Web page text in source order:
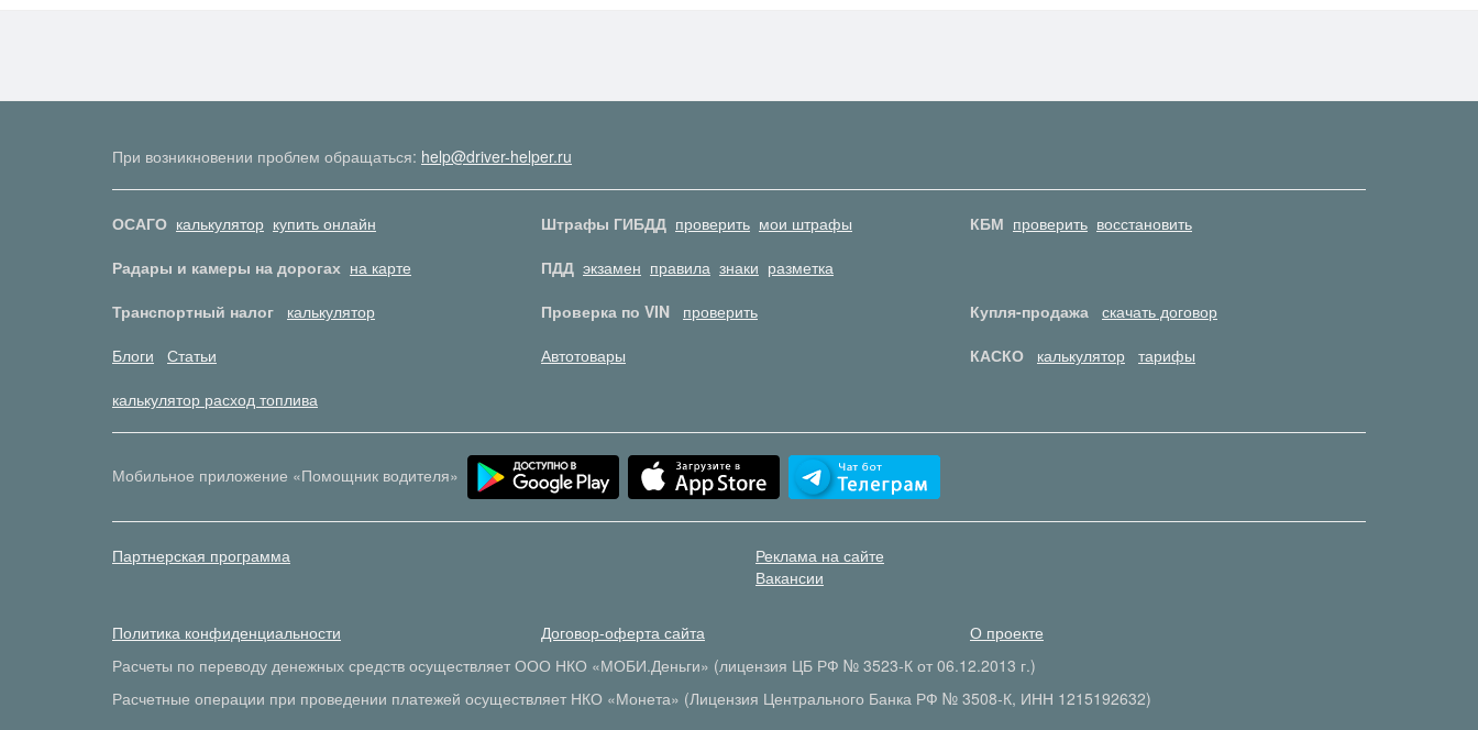
При возникновении проблем обращаться: help@driver-helper.ru
ОСАГО калькулятор купить онлайн Штрафы ГИБДД проверить мои штрафы КБМ проверить восстановить
Радары и камеры на дорогах на карте ПДД экзамен правила знаки разметка
Транспортный налог
калькулятор Проверка по VIN проверить Купля-продажа скачать договор
Блоги
Статьи Автотовары КАСКО калькулятор тарифы
калькулятор расход топлива
Мобильное приложение «Помощник водителя»
Партнерская программа
Реклама на сайте
Вакансии
Политика конфиденциальности Договор-оферта сайта
О проекте
Расчеты по переводу денежных средств осуществляет ООО НКО «МОБИ.Деньги» (лицензия ЦБ РФ № 3523-К от 06.12.2013 г.)
Расчетные операции при проведении платежей осуществляет НКО «Монета» (Лицензия Центрального Банка РФ № 3508-К, ИНН 1215192632)